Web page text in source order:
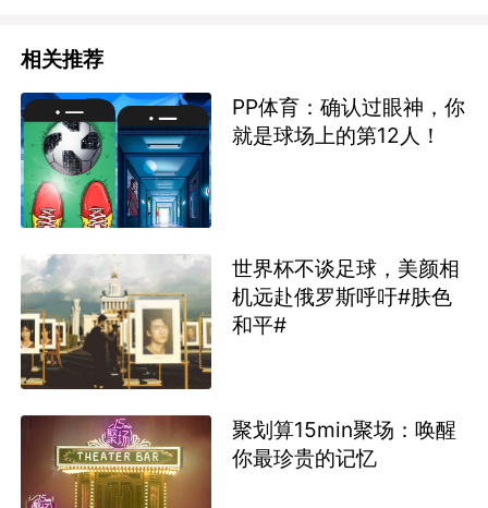
相关推荐
PP体育：确认过眼神，你
就是球场上的第12人！
世界杯不谈足球，美颜相
机远赴俄罗斯呼吁#肤色
和平#
聚划算15min聚场：唤醒
你最珍贵的记忆